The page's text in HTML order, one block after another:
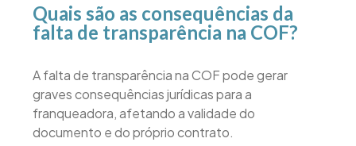
Quais são as consequências da
falta de transparência na COF?
A falta de transparência na COF pode gerar
graves consequências jurídicas para a
franqueadora, afetando a validade do
documento e do próprio contrato.